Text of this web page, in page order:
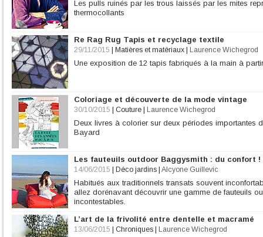
Les pulls ruinés par les trous laissés par les mites
thermocollants
Re Rag Rug Tapis et recyclage textile
29/11/2015 Matières et matériaux Laurence Wichegrod
Une exposition de 12 tapis fabriqués à la main à
Coloriage et découverte de la mode vintage
30/10/2015 Couture Laurence Wichegrod
Deux livres à colorier sur deux périodes importantes
Bayard
Les fauteuils outdoor Baggysmith : du confort !
14/06/2015 Déco jardins Alcyone Guillevic
Habitués aux traditionnels transats souvent
allez dorénavant découvrir une gamme de fauteuils
incontestables.
L’art de la frivolité entre dentelle et macramé
13/06/2015 Chroniques Laurence Wichegrod